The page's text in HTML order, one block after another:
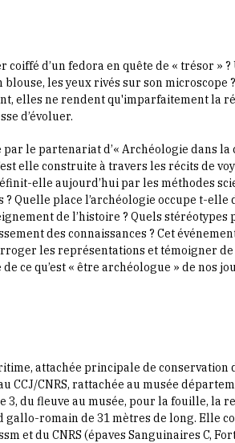
coiffé d’un fedora en quête de « trésor »
les yeux rivés sur son microscope
elles ne rendent qu'imparfaitement la
d’évoluer.
le partenariat d’« Archéologie dans la
elle construite à travers les récits de
elle aujourd’hui par les méthodes
Quelle place l’archéologie occupe t-elle
de l’histoire ? Quels
des connaissances ? Cet
les représentations et témoigner
ce qu’est « être archéologue » de nos
attachée principale de conservation
CCJ/CNRS, rattachée au musée
3, du fleuve au musée, pour la fouille, la
gallo-romain de 31 mètres de long. Elle
et du CNRS (épaves Sanguinaires C,